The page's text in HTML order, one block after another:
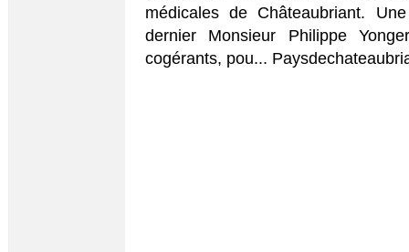
médicales de Châteaubriant.
dernier Monsieur Philippe
cogérants, pou...